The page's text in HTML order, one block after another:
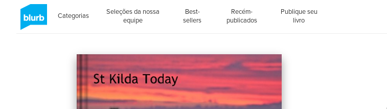
Categorias
Seleções da nossa
equipe
Best-
sellers
Recém-
publicados
Publique seu
livro